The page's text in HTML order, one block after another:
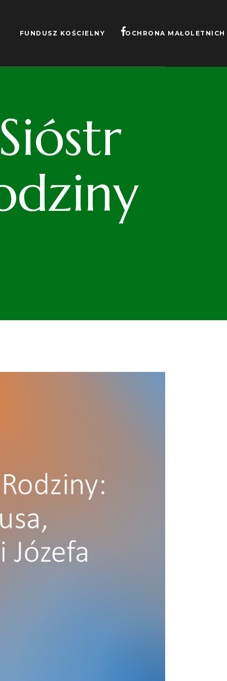
FUNDUSZ KOŚCIELNY OCHRONA MAŁOLETNICH